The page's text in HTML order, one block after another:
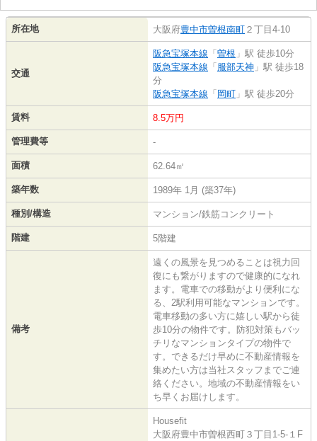
所在地 大阪府豊中市曽根南町 ２丁目4-10
交通
阪急宝塚本線 「 曽根 」駅 徒歩10分
阪急宝塚本線 「 服部天神 」駅 徒歩18
分
阪急宝塚本線 「 岡町 」駅 徒歩20分
賃料 8.5万円
管理費等 -
面積 62.64㎡
築年数 1989年 1月 (築37年)
種別/構造 マンション/鉄筋コンクリート
階建 5階建
備考
遠くの風景を見つめることは視力回
復にも繋がりますので健康的になれ
ます。電車での移動がより便利にな
る、2駅利用可能なマンションです。
電車移動の多い方に嬉しい駅から徒
歩10分の物件です。防犯対策もバッ
チリなマンションタイプの物件で
す。できるだけ早めに不動産情報を
集めたい方は当社スタッフまでご連
絡ください。地域の不動産情報をい
ち早くお届けします。
Housefit
大阪府豊中市曽根西町３丁目1-5-１F